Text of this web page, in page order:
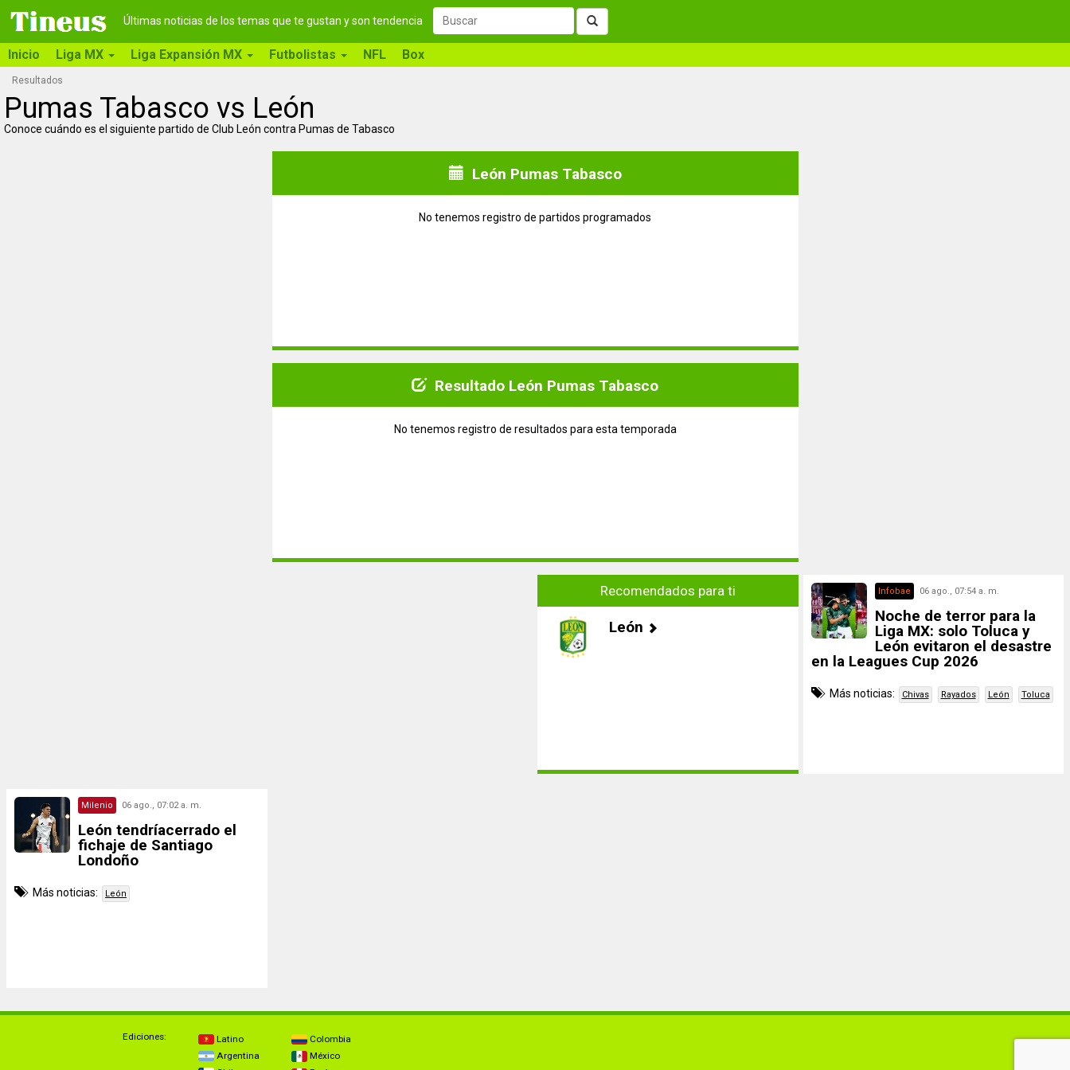
Últimas noticias de los temas que te gustan y son tendencia
Inicio Liga MX Liga Expansión MX Futbolistas NFL Box
Resultados
Pumas Tabasco vs León
Conoce cuándo es el siguiente partido de Club León contra Pumas de Tabasco
León Pumas Tabasco
No tenemos registro de partidos programados
Resultado León Pumas Tabasco
No tenemos registro de resultados para esta temporada
Recomendados para ti
León
Infobae 06 ago., 07:54 a. m.
Noche de terror para la
Liga MX: solo Toluca y
León evitaron el desastre
en la Leagues Cup 2026
Más noticias: Chivas Rayados León Toluca
Milenio 06 ago., 07:02 a. m.
León tendríacerrado el
fichaje de Santiago
Londoño
Más noticias: León
Ediciones:
Latino
Argentina
Colombia
México